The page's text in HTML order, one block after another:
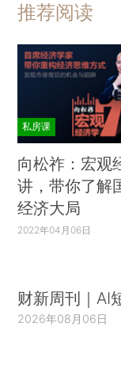
推荐阅读
私房课
向松祚：宏观
讲，带你了解
经济大局
2022年04月06日
财新周刊｜AI
2026年08月06日